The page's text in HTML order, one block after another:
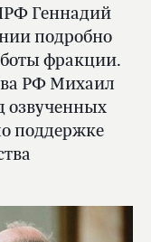
Геннадий
подробно
фракции.
РФ Михаил
озвученных
поддержке